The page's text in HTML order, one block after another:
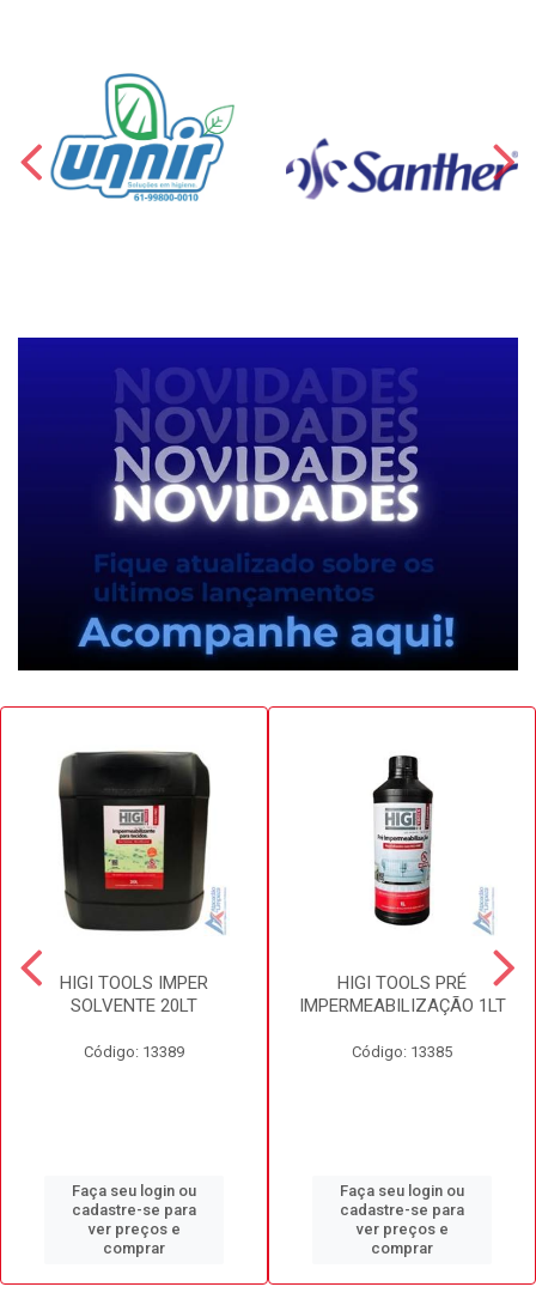
HIGI TOOLS IMPER
SOLVENTE 20LT
Código: 13389
Faça seu login ou
cadastre-se para
ver preços e
comprar
HIGI TOOLS PRÉ
IMPERMEABILIZAÇÃO 1LT
Código: 13385
Faça seu login ou
cadastre-se para
ver preços e
comprar